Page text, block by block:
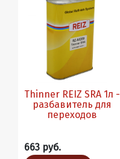
Thinner REIZ SRA 1л -
разбавитель для
переходов
663 руб.